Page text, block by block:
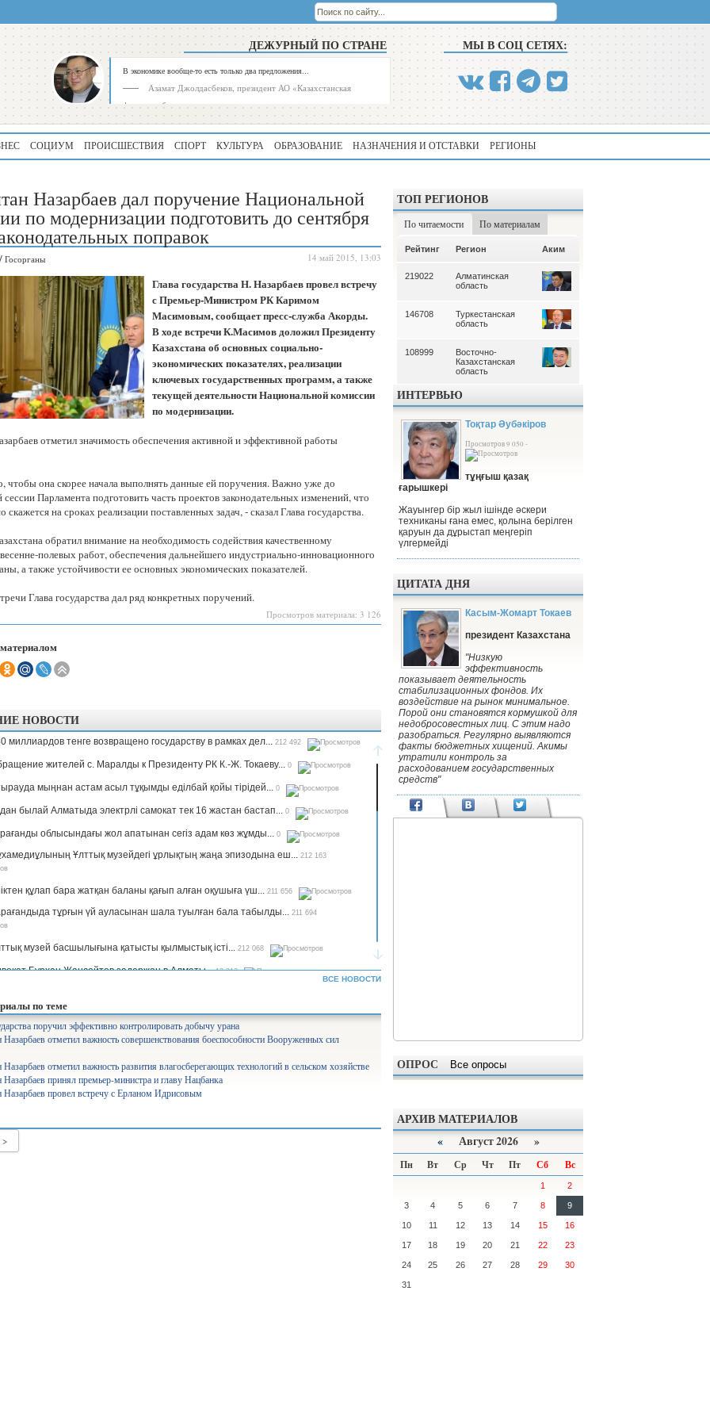
ДЕЖУРНЫЙ ПО СТРАНЕ
В экономике вообще-то есть только два предложения...
Азамат Джолдасбеков, президент АО «Казахстанская
фондовая биржа»
МЫ В СОЦ СЕТЯХ:
СОЦИУМ ПРОИСШЕСТВИЯ СПОРТ КУЛЬТУРА ОБРАЗОВАНИЕ НАЗНАЧЕНИЯ И ОТСТАВКИ РЕГИОНЫ
Назарбаев дал поручение Национальной
по модернизации подготовить до сентября
поправок
/ Госорганы 14 май 2015, 13:03
Глава государства Н. Назарбаев провел встречу
с Премьер-Министром РК Каримом
Масимовым, сообщает пресс-служба Акорды.
В ходе встречи К.Масимов доложил Президенту
Казахстана об основных социально-
экономических показателях, реализации
ключевых государственных программ, а также
текущей деятельности Национальной комиссии
по модернизации.
отметил значимость обеспечения активной и эффективной работы
чтобы она скорее начала выполнять данные ей поручения. Важно уже до
сессии Парламента подготовить часть проектов законодательных изменений, что
скажется на сроках реализации поставленных задач, - сказал Глава государства.
обратил внимание на необходимость содействия качественному
полевых работ, обеспечения дальнейшего индустриально-инновационного
а также устойчивости ее основных экономических показателей.
Глава государства дал ряд конкретных поручений.
Просмотров материала: 3 126
НОВОСТИ
миллиардов тенге возвращено государству в рамках дел... 212 492
жителей с. Маралды к Президенту РК К.-Ж. Токаеву... 0
мыңнан астам асыл тұқымды еділбай қойы тірідей... 0
былай Алматыда электрлі самокат тек 16 жастан бастап... 0
облысындағы жол апатынан сегіз адам көз жұмды... 0
Ұлттық музейдегі ұрлықтың жаңа эпизодына еш... 212 163
құлап бара жатқан баланы қағып алған оқушыға үш... 211 656
тұрғын үй ауласынан шала туылған бала табылды... 211 694
музей басшылығына қатысты қылмыстық істі... 212 068
Бурхан Жансейтов задержан в Алматы... 13 312
на комуслуги изменятся в Казахстане... 12 657
Аймағамбетов балалардың қауіпсіздігін қамтамасыз... 17 307
мектеп». Ұлттық жоба арқылы 582 мектеп бой көтереді...
серьезный человек Сека уже ждет вас на IVI...
президенттің үкімет жұмысына қатысты сынына пікір...
ВСЕ НОВОСТИ
по теме
поручил эффективно контролировать добычу урана
Назарбаев отметил важность совершенствования боеспособности Вооруженных сил
Назарбаев отметил важность развития влагосберегающих технологий в сельском хозяйстве
Назарбаев принял премьер-министра и главу Нацбанка
Назарбаев провел встречу с Ерланом Идрисовым
>
ТОП РЕГИОНОВ
По читаемости По материалам
Рейтинг Регион Аким
область
195
Туркестанская
область
180
Северо-
Казахстанская
область
Рейтинг Регион Аким
219022
Алматинская
область
146708
Туркестанская
область
108999
Восточно-
Казахстанская
область
ИНТЕРВЬЮ
Тоқтар Әубәкіров
Просмотров 9 050 -
тұңғыш қазақ
ғарышкері
Жауынгер бір жыл ішінде әскери
техниканы ғана емес, қолына берілген
қаруын да дұрыстап меңгеріп
үлгермейді
ЦИТАТА ДНЯ
Касым-Жомарт Токаев
президент Казахстана
"Низкую
эффективность
показывает деятельность
стабилизационных фондов. Их
воздействие на рынок минимальное.
Порой они становятся кормушкой для
недобросовестных лиц. С этим надо
разобраться. Регулярно выявляются
факты бюджетных хищений. Акимы
утратили контроль за
расходованием государственных
средств"
ОПРОС Все опросы
АРХИВ МАТЕРИАЛОВ
«Август 2026 »
Пн Вт Ср Чт Пт Сб Вс
1 2
3 4 5 6 7 8 9
10 11 12 13 14 15 16
17 18 19 20 21 22 23
24 25 26 27 28 29 30
31